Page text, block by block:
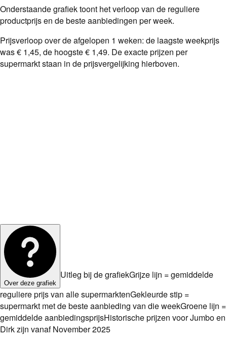
Onderstaande grafiek toont het verloop van de reguliere
productprijs en de beste aanbiedingen per week.
Prijsverloop over de afgelopen 1 weken: de laagste weekprijs
was€ 1,45, de hoogste€ 1,49. De exacte prijzen per
supermarkt staan in de prijsvergelijking hierboven.
Over deze grafiek
Uitleg bij de grafiekGrijze lijn = gemiddelde
reguliere prijs van alle supermarktenGekleurde stip =
supermarkt met de beste aanbieding van die weekGroene lijn =
gemiddelde aanbiedingsprijsHistorische prijzen voor Jumbo en
Dirk zijn vanaf November 2025